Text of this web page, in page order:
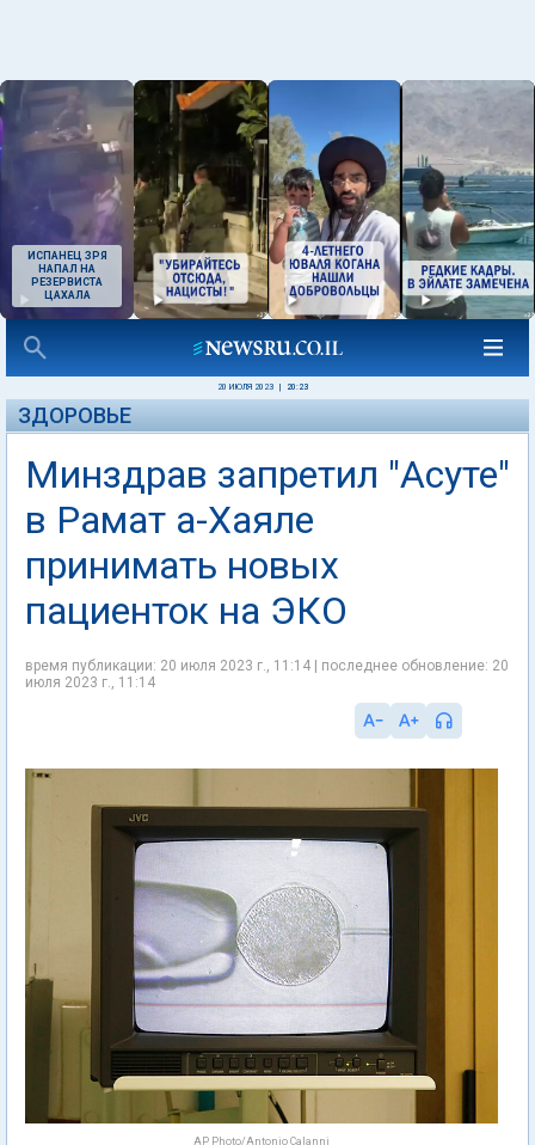
ИСПАНЕЦ ЗРЯ
НАПАЛ НА
РЕЗЕРВИСТА
ЦАХАЛА
20 ИЮЛЯ 2023 20:23
ЗДОРОВЬЕ
Минздрав запретил "Асуте"
в Рамат а-Хаяле
принимать новых
пациенток на ЭКО
время публикации: 20 июля 2023 г., 11:14 | последнее обновление: 20
июля 2023 г., 11:14
AP Photo/Antonio Calanni